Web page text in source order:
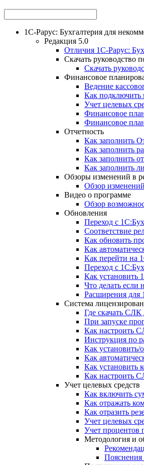
1С-Рарус: Бухгалтерия для
Редакция 5.0
Отличия 1С-Рарус:
Скачать руководство
Скачать
Финансовое
Ведение
Как подключить
Учет целевых
Финансовое
Финансовое
Отчетность
Как заполнить
Как заполнить
Как заполнить
Как заполнить
Обзоры изменений в
Обзор
Видео о программе
Обзор
Обновления
Переход с
Соответствие
Как обновить
Как
Как перейти на
Переход с
Как установить
Что делать если
Расширения для
Система
Где скачать
При запуске
Как настроить
Инструкция по
Как
Как
Как установить
Как настроить
Учет целевых средств
Как включить
Как отражать
Как отразить
Учет целевых
Учет процентов
Методология и
Пояснения